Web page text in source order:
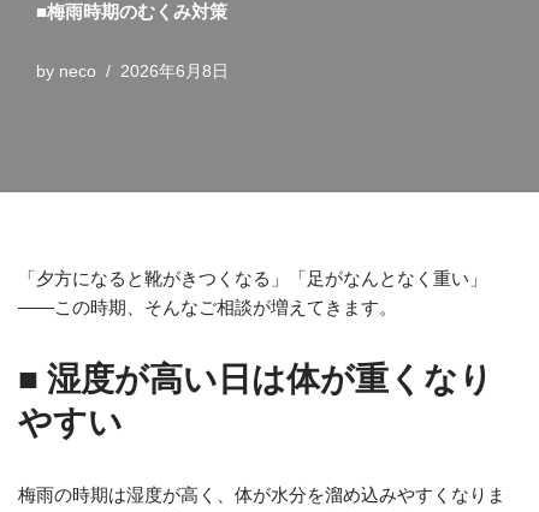
■梅雨時期のむくみ対策
by neco 2026年6月8日
「夕方になると靴がきつくなる」「足がなんとなく重い」
——この時期、そんなご相談が増えてきます。
■ 湿度が高い日は体が重くなり
やすい
梅雨の時期は湿度が高く、体が水分を溜め込みやすくなりま